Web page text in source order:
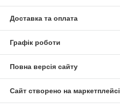
Доставка та оплата
Графік роботи
Повна версія сайту
Сайт створено на маркетплейсі